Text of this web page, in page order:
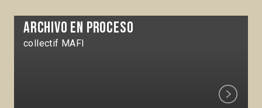
Archivo en proceso
collectif MAFI
Next